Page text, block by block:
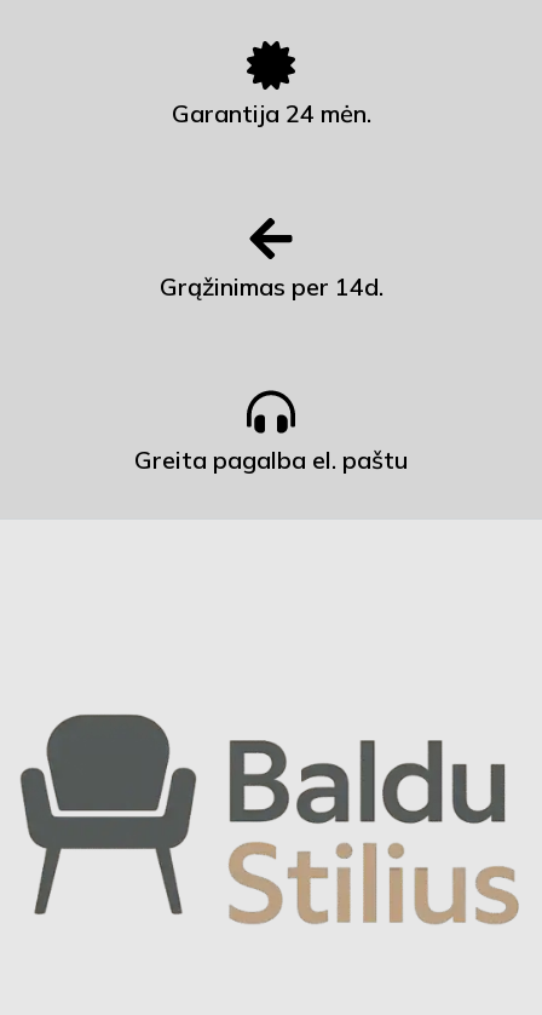
Garantija 24 mėn.
Grąžinimas per 14d.
Greita pagalba el. paštu